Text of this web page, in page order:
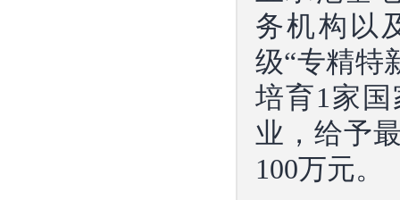
务机构以
级“专精特
培育1家国
业，给予
100万元。